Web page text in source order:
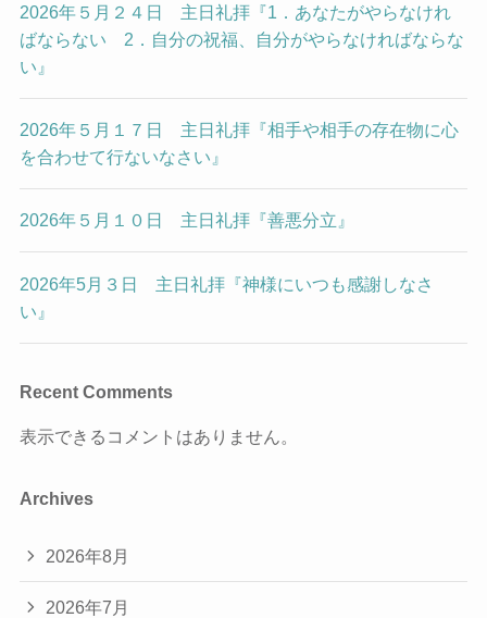
2026年５月２４日 主日礼拝『1．あなたがやらなけれ
ばならない 2．自分の祝福、自分がやらなければならな
い』
2026年５月１７日 主日礼拝『相手や相手の存在物に心
を合わせて行ないなさい』
2026年５月１０日 主日礼拝『善悪分立』
2026年5月３日 主日礼拝『神様にいつも感謝しなさ
い』
Recent Comments
表示できるコメントはありません。
Archives
2026年8月
2026年7月